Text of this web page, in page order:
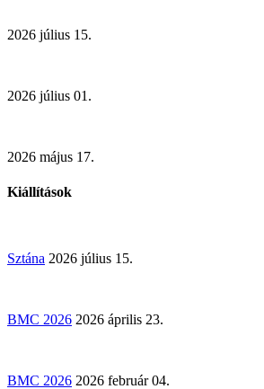
2026 július 15.
2026 július 01.
2026 május 17.
Kiállítások
Sztána 2026 július 15.
BMC 2026 2026 április 23.
BMC 2026 2026 február 04.